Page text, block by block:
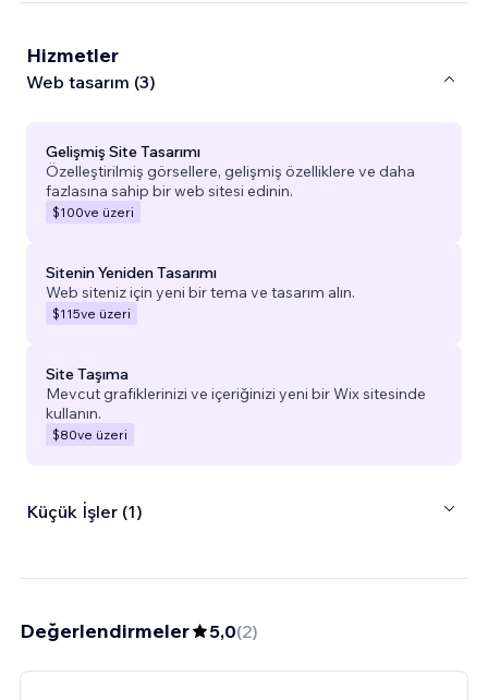
Hizmetler
Web tasarım (3)
Gelişmiş Site Tasarımı
Özelleştirilmiş görsellere, gelişmiş özelliklere ve daha
fazlasına sahip bir web sitesi edinin.
$100ve üzeri
Sitenin Yeniden Tasarımı
Web siteniz için yeni bir tema ve tasarım alın.
$115ve üzeri
Site Taşıma
Mevcut grafiklerinizi ve içeriğinizi yeni bir Wix sitesinde
kullanın.
$80ve üzeri
Küçük İşler (1)
Değerlendirmeler 5,0(2)